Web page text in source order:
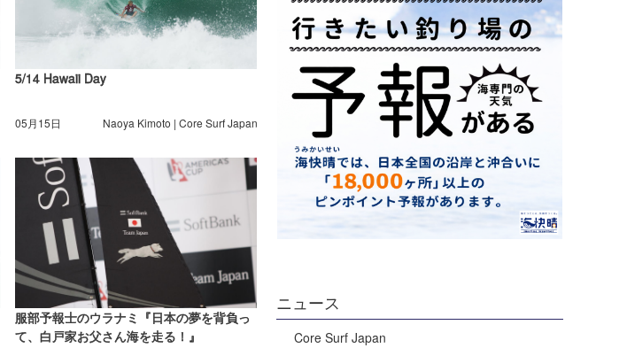
5/14 Hawaii Day
05月15日 Naoya Kimoto | Core Surf Japan
服部予報士のウラナミ『日本の夢を背負っ
て、白戸家お父さん海を走る！』
ニュース
Core Surf Japan